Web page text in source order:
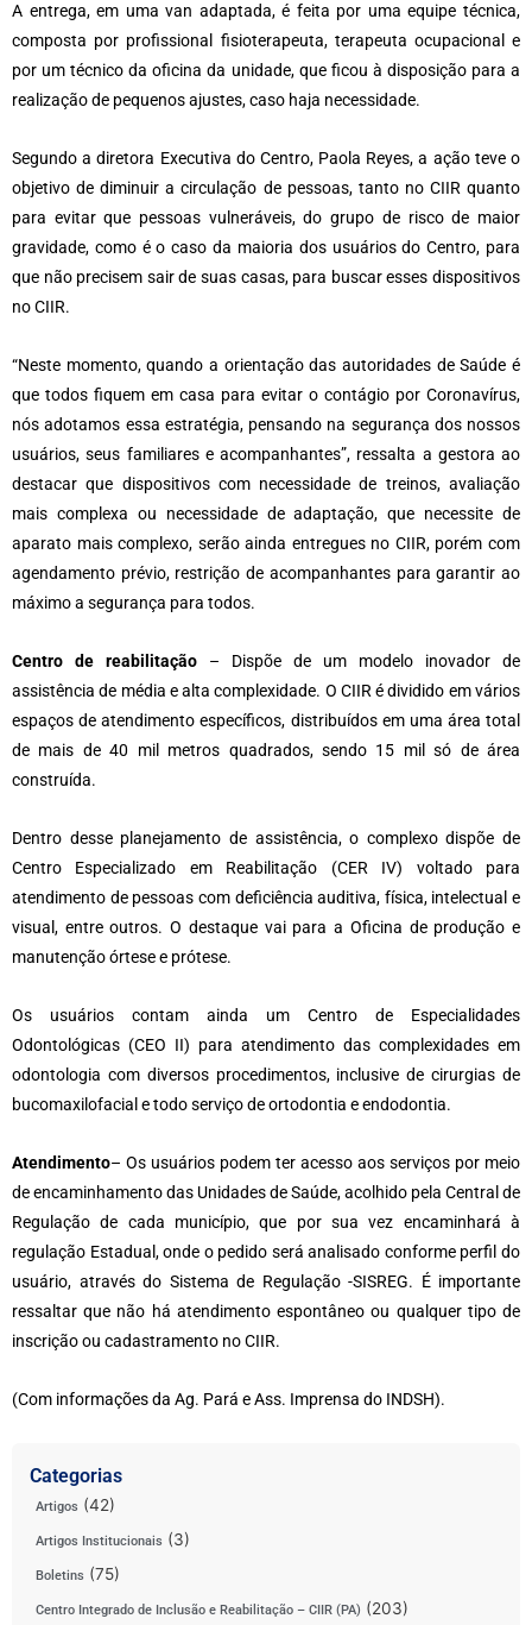
A entrega, em uma van adaptada, é feita por uma equipe técnica,
composta por profissional fisioterapeuta, terapeuta ocupacional e
por um técnico da oficina da unidade, que ficou à disposição para a
realização de pequenos ajustes, caso haja necessidade.
Segundo a diretora Executiva do Centro, Paola Reyes, a ação teve o
objetivo de diminuir a circulação de pessoas, tanto no CIIR quanto
para evitar que pessoas vulneráveis, do grupo de risco de maior
gravidade, como é o caso da maioria dos usuários do Centro, para
que não precisem sair de suas casas, para buscar esses dispositivos
no CIIR.
“Neste momento, quando a orientação das autoridades de Saúde é
que todos fiquem em casa para evitar o contágio por Coronavírus,
nós adotamos essa estratégia, pensando na segurança dos nossos
usuários, seus familiares e acompanhantes”, ressalta a gestora ao
destacar que dispositivos com necessidade de treinos, avaliação
mais complexa ou necessidade de adaptação, que necessite de
aparato mais complexo, serão ainda entregues no CIIR, porém com
agendamento prévio, restrição de acompanhantes para garantir ao
máximo a segurança para todos.
Centro de reabilitação – Dispõe de um modelo inovador de
assistência de média e alta complexidade. O CIIR é dividido em vários
espaços de atendimento específicos, distribuídos em uma área total
de mais de 40 mil metros quadrados, sendo 15 mil só de área
construída.
Dentro desse planejamento de assistência, o complexo dispõe de
Centro Especializado em Reabilitação (CER IV) voltado para
atendimento de pessoas com deficiência auditiva, física, intelectual e
visual, entre outros. O destaque vai para a Oficina de produção e
manutenção órtese e prótese.
Os usuários contam ainda um Centro de Especialidades
Odontológicas (CEO II) para atendimento das complexidades em
odontologia com diversos procedimentos, inclusive de cirurgias de
bucomaxilofacial e todo serviço de ortodontia e endodontia.
Atendimento– Os usuários podem ter acesso aos serviços por meio
de encaminhamento das Unidades de Saúde, acolhido pela Central de
Regulação de cada município, que por sua vez encaminhará à
regulação Estadual, onde o pedido será analisado conforme perfil do
usuário, através do Sistema de Regulação -SISREG. É importante
ressaltar que não há atendimento espontâneo ou qualquer tipo de
inscrição ou cadastramento no CIIR.
(Com informações da Ag. Pará e Ass. Imprensa do INDSH).
Categorias
Artigos (42)
Artigos Institucionais (3)
Boletins (75)
Centro Integrado de Inclusão e Reabilitação – CIIR (PA) (203)